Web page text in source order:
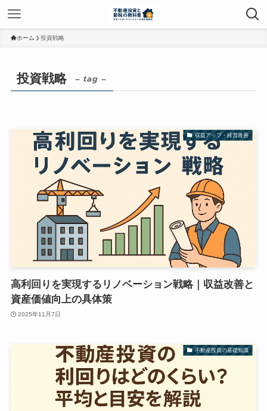
ホーム 投資戦略
投資戦略 – tag –
収益アップ・経営改善
高利回りを実現するリノベーション戦略｜収益改善と
資産価値向上の具体策
2025年11月7日
不動産投資の基礎知識